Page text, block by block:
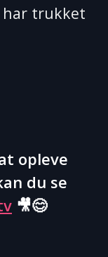
har trukket
opleve
du se
🎥😊